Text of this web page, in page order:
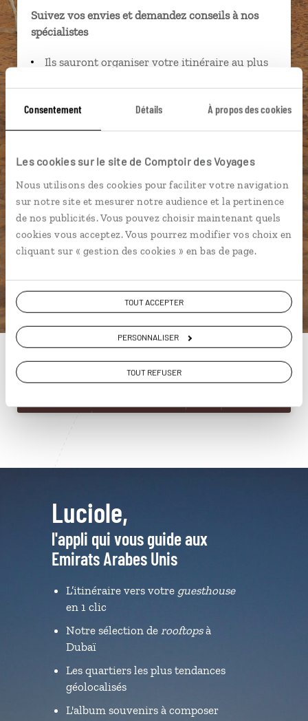
Consentement Détails À propos des cookies
Les cookies sur le site de Comptoir des Voyages
Nous utilisons des cookies pour faciliter votre navigation
sur notre site et mesurer notre audience et la pertinence
de nos publicités. Vous pouvez choisir maintenant quels
cookies vous acceptez. Vous pourrez modifier vos choix en
cliquant sur « gestion des cookies » en bas de page.
TOUT ACCEPTER
PERSONNALISER
TOUT REFUSER
Suivez vos envies et demandez conseils à nos
spécialistes
Ils sauront organiser votre itinéraire au plus
Échangez en face à face ou depuis nos studios
connectés en agence, mais aussi par email ou
téléphone.
Vous gardez le même interlocuteur avant,
DEMANDER UN DEVIS
ou
Construisez votre voyage avec un spécialiste Emirats
Arabes Unis
01 86 95 65 00
Du lundi au samedi de 09h30 à 18h30
Luciole,
l'appli qui vous guide aux
Emirats Arabes Unis
L’itinéraire vers votre guesthouse
en 1 clic
Notre sélection de rooftopsà
Dubaï
Les quartiers les plus tendances
géolocalisés
L'album souvenirs à composer